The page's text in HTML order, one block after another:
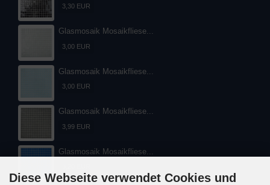
3,30 EUR
Glasmosaik Mosaikfliese...
3,00 EUR
Glasmosaik Mosaikfliese...
3,00 EUR
Glasmosaik Mosaikfliese...
3,99 EUR
Glasmosaik Mosaikfliese...
Diese Webseite verwendet Cookies und